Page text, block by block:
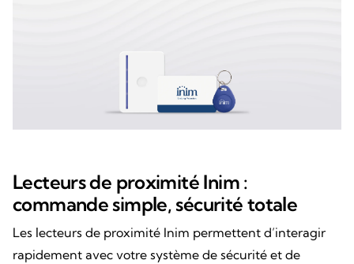
Lecteurs de proximité Inim :
commande simple, sécurité totale
Les lecteurs de proximité Inim permettent d’interagir
rapidement avec votre système de sécurité et de